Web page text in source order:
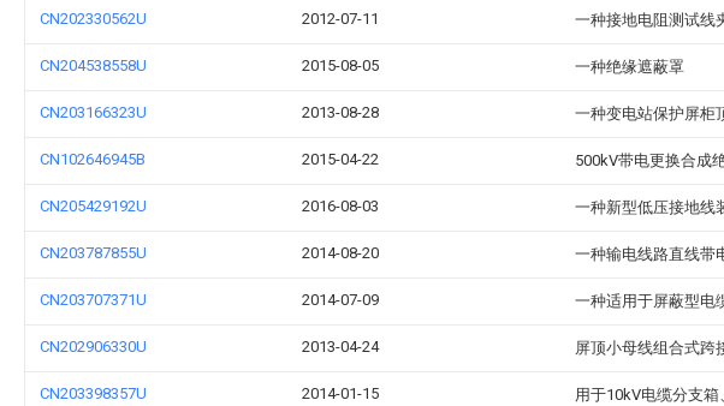
CN202330562U 2012-07-11 一种接地电阻测试线
CN204538558U 2015-08-05 一种绝缘遮蔽罩
CN203166323U 2013-08-28 一种变电站保护屏柜
CN102646945B 2015-04-22 500kV带电更换合成
CN205429192U 2016-08-03 一种新型低压接地线
CN203787855U 2014-08-20 一种输电线路直线带
CN203707371U 2014-07-09 一种适用于屏蔽型电
CN202906330U 2013-04-24 屏顶小母线组合式跨
CN203398357U 2014-01-15 用于10kV电缆分支